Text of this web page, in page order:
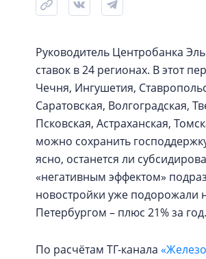
Руководитель Центробанка
ставок в 24 регионах. В этот
Чечня, Ингушетия,
Саратовская, Волгоградская,
Псковская, Астраханская,
можно сохранить
ясно, останется ли
«негативным эффектом»
новостройки уже подорожали
Петербургом – плюс 21% за год.
По расчётам ТГ-канала